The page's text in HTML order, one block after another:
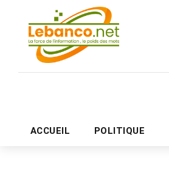
ACCUEIL POLITIQUE